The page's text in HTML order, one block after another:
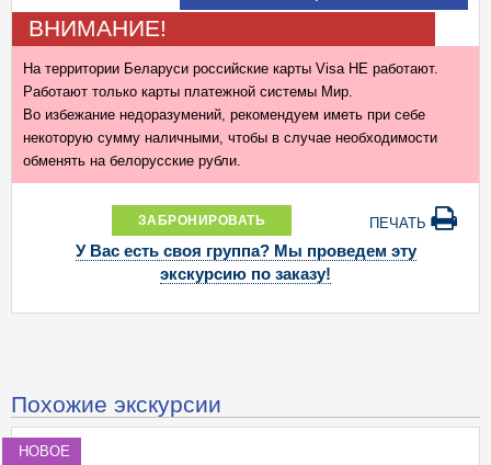
ВНИМАНИЕ!
На территории Беларуси российские карты Visa НЕ работают.
Работают только карты платежной системы Мир.
Во избежание недоразумений, рекомендуем иметь при себе
некоторую сумму наличными, чтобы в случае необходимости
обменять на белорусские рубли.
ЗАБРОНИРОВАТЬ ПЕЧАТЬ
У Вас есть своя группа? Мы проведем эту
экскурсию по заказу!
Похожие экскурсии
НОВОЕ